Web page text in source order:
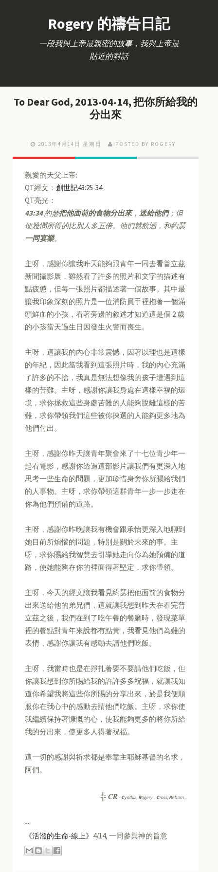
Rogery 的禱告日記
一段我與上帝最親密的故事，我與上帝最
貼近的對話
To Dear God, 2013-04-14, 把你所給我的
分出來
2013年4月14日 星期日 POSTED BY ROGERY
親愛的天父上帝:
QT經文：創世記43:25-34
QT亮光：
43:34約瑟把他面前的食物分出來， 送給他們；但
便雅憫所得的比別人多五倍。他們就飲酒，和約瑟
一同宴樂。
主呀，感謝你讓我昨天能夠跟青年一同去看普立茲
新聞攝影展，雖然看了許多的照片和文字的描述有
點疲憊，但每一張照片都描述著一個故事。其中最
讓我印象深刻的照片是一位消防員手裡抱著一個滿
頭鮮血的小孩，看著旁邊的敘述才知道這是個 2 歲
的小孩當天過生日因發生火警而喪生。
主呀，這讓我的內心非常震憾，因著以理也是這樣
的年紀，因此當我看到這張照片時，我的內心充滿
了許多的不捨，我真是無法想像我的孩子遭遇到這
樣的苦難。主呀，感謝你讓我身處在這樣幸福的環
境，求你拯救這些身處苦難的人能夠脫離這樣的苦
難，求你帶領我們這些被你揀選的人能夠更多地為
他們付出。
主呀，感謝你昨天讓青年聚會來了十七位青少年一
起看電影，感謝你透過這部影片讓我們有更深入地
思考一些生命的問題，更加珍惜身旁你所賜給我們
的人事物。主呀，求你帶領這群青年一步一步走在
你為他們預備的道路。
主呀，感謝你昨晚讓我有機會跟承怡更深入地聊到
她目前所煩惱的問題，特別是關於未來的事。主
呀，求你賜給我智慧去引導她走向你為她預備的道
路，使她能夠在你的裡面得著堅定，求你帶領。
主呀，今天的經文讓我看見約瑟把他面前的食物分
出來送給他的弟兄們，這就讓我想到昨天在看完普
立茲之後，我們在到了吃午餐的餐廳時，發現菜單
裡的餐點對青年來說都有點貴，我看見他們為難的
表情，感謝你讓我有感動去請他們吃飯。
主呀，我當時也是在掙扎著要不要請他們吃飯，但
你讓我想到你所賜給我的許許多多祝福，就讓我知
道你希望我將這些你所賜的分享出來，於是我便順
服你在我心中的感動去請他們吃飯。主呀，求你使
我繼續保持著慷慨的心，使我能夠更多的將你所給
我的分出來，使更多人得著祝福。
這一切的感謝與祈求都是奉靠主耶穌基督的名求，
阿們。
╬CR -Cynthia, Rogery... Cross, Reborn...
--
《活潑的生命-線上》 4/14, 一同參與神的旨意